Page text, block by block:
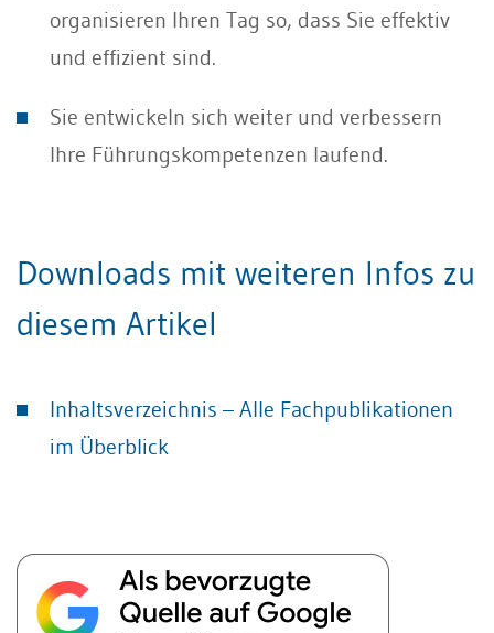
organisieren Ihren Tag so, dass Sie effektiv
und effizient sind.
Sie entwickeln sich weiter und verbessern
Ihre Führungskompetenzen laufend.
Downloads mit weiteren Infos zu
diesem Artikel
Inhaltsverzeichnis – Alle Fachpublikationen
im Überblick